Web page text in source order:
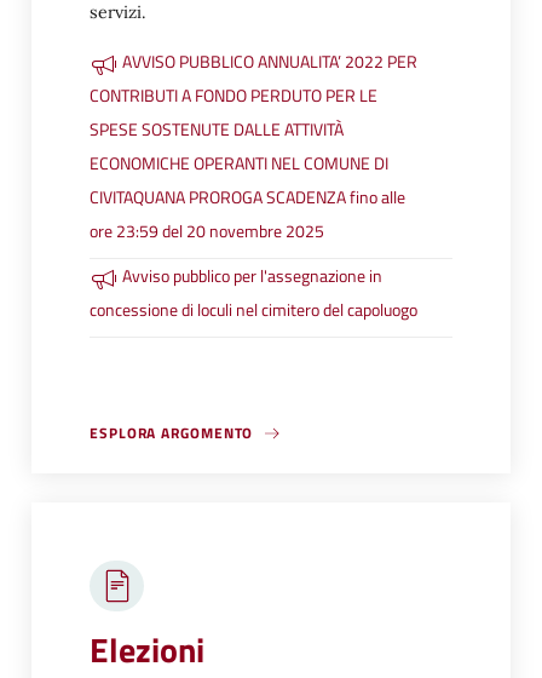
servizi.
AVVISO PUBBLICO ANNUALITA’ 2022 PER
CONTRIBUTI A FONDO PERDUTO PER LE
SPESE SOSTENUTE DALLE ATTIVITÀ
ECONOMICHE OPERANTI NEL COMUNE DI
CIVITAQUANA PROROGA SCADENZA fino alle
ore 23:59 del 20 novembre 2025
Avviso pubblico per l'assegnazione in
concessione di loculi nel cimitero del capoluogo
ESPLORA ARGOMENTO
Elezioni